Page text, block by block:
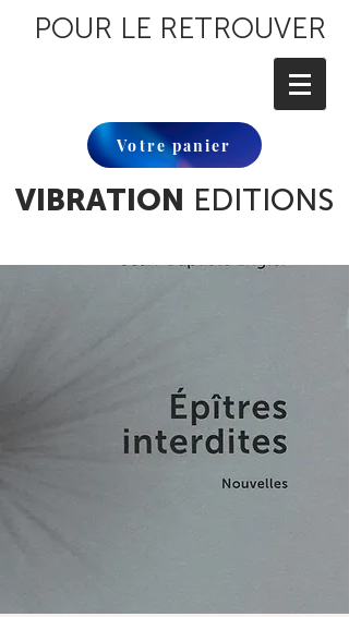
POUR LE RETROUVER
Votre panier
VIBRATION EDITIONS